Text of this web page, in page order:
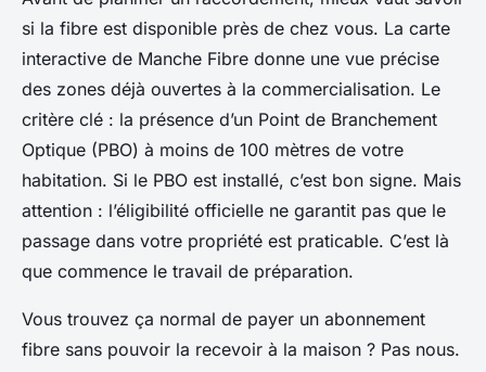
si la fibre est disponible près de chez vous. La carte
interactive de Manche Fibre donne une vue précise
des zones déjà ouvertes à la commercialisation. Le
critère clé : la présence d’un Point de Branchement
Optique (PBO) à moins de 100 mètres de votre
habitation. Si le PBO est installé, c’est bon signe. Mais
attention : l’éligibilité officielle ne garantit pas que le
passage dans votre propriété est praticable. C’est là
que commence le travail de préparation.
Vous trouvez ça normal de payer un abonnement
fibre sans pouvoir la recevoir à la maison ? Pas nous.